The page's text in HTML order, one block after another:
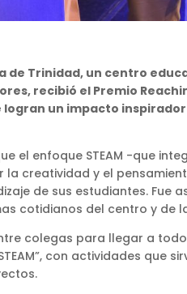
de Trinidad, un centro
recibió el Premio
un impacto inspirador
el enfoque STEAM -que
la creatividad y el
de sus estudiantes. Fue
cotidianos del centro y de
colegas para llegar a
con actividades que